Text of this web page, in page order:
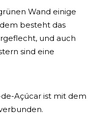
Wand einige
besteht das
und auch
sind eine
Açúcar ist mit dem